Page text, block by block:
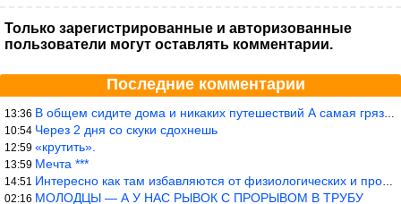
Только зарегистрированные и авторизованные
пользователи могут оставлять комментарии.
Последние комментарии
13:36 В общем сидите дома и никаких путешествий А самая грязная в от
10:54 Через 2 дня со скуки сдохнешь
12:59 «крутить».
13:59 Мечта ***
14:51 Интересно как там избавляются от физиологических и прочих отходо
02:16 МОЛОДЦЫ — А У НАС РЫВОК С ПРОРЫВОМ В ТРУБУ